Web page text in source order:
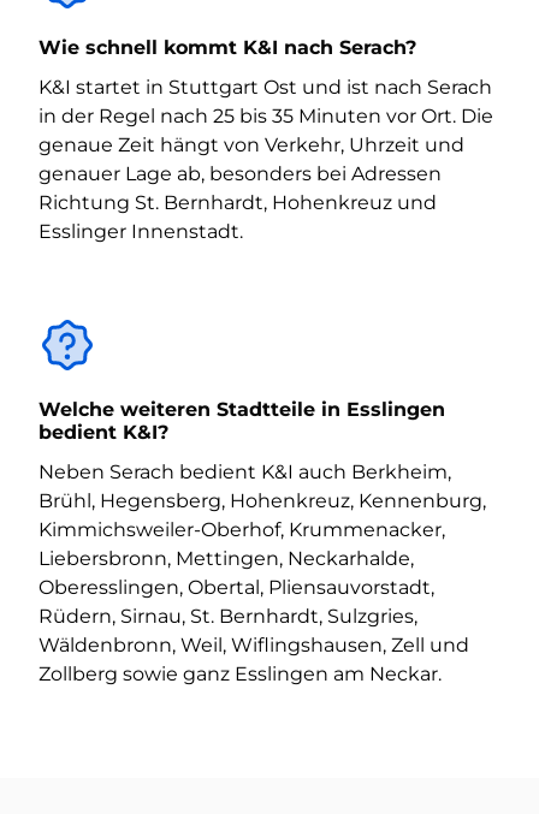
Wie schnell kommt K&I nach Serach?
K&I startet in Stuttgart Ost und ist nach Serach
in der Regel nach 25 bis 35 Minuten vor Ort. Die
genaue Zeit hängt von Verkehr, Uhrzeit und
genauer Lage ab, besonders bei Adressen
Richtung St. Bernhardt, Hohenkreuz und
Esslinger Innenstadt.
Welche weiteren Stadtteile in Esslingen
bedient K&I?
Neben Serach bedient K&I auch Berkheim,
Brühl, Hegensberg, Hohenkreuz, Kennenburg,
Kimmichsweiler-Oberhof, Krummenacker,
Liebersbronn, Mettingen, Neckarhalde,
Oberesslingen, Obertal, Pliensauvorstadt,
Rüdern, Sirnau, St. Bernhardt, Sulzgries,
Wäldenbronn, Weil, Wiflingshausen, Zell und
Zollberg sowie ganz Esslingen am Neckar.